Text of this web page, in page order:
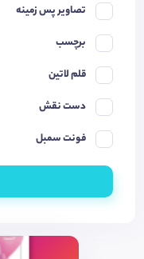
تصاویر پس زمینه
برچسب
قلم لاتین
دست نقش
فونت سمبل